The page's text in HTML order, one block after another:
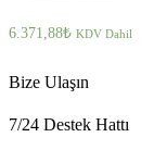
6.371,88₺ KDV Dahil
Bize Ulaşın
7/24 Destek Hattı